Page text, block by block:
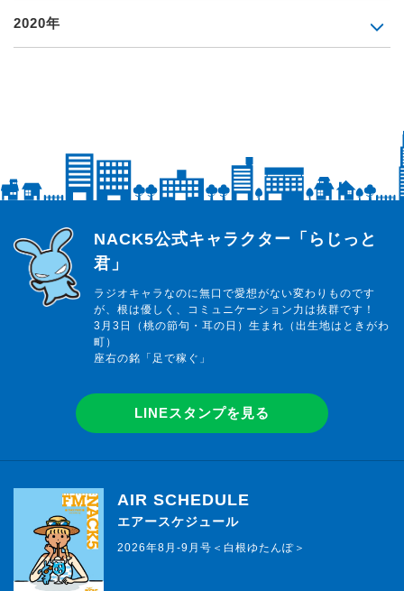
2020年
らじっと君
NACK5公式キャラクター「らじっと
君」
ラジオキャラなのに無口で愛想がない変わりものです
が、根は優しく、コミュニケーション力は抜群です！
3月3日（桃の節句・耳の日）生まれ（出生地はときがわ
町）
座右の銘「足で稼ぐ」
LINEスタンプを見る
AIR SCHEDULE
エアースケジュール
2026年8月-9月号＜白根ゆたんぽ＞